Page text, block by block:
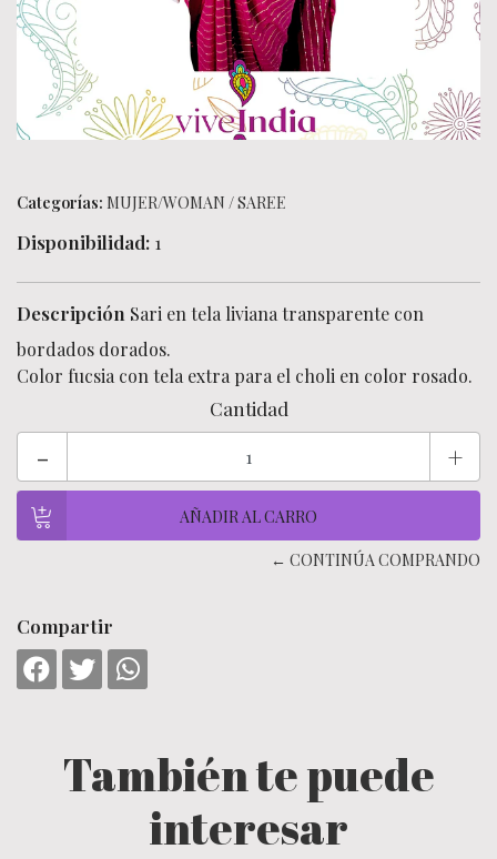
Categorías: MUJER/WOMAN /SAREE
Disponibilidad: 1
Descripción Sari en tela liviana transparente con
bordados dorados.
Color fucsia con tela extra para el choli en color rosado.
Cantidad
- +
← CONTINÚA COMPRANDO
Compartir
También te puede
interesar